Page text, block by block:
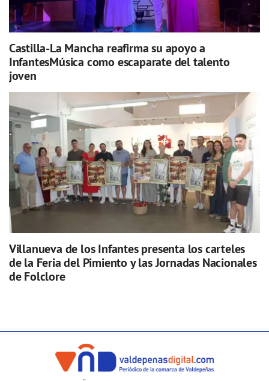
Castilla-La Mancha reafirma su apoyo a
InfantesMúsica como escaparate del talento
joven
Villanueva de los Infantes presenta los carteles
de la Feria del Pimiento y las Jornadas Nacionales
de Folclore